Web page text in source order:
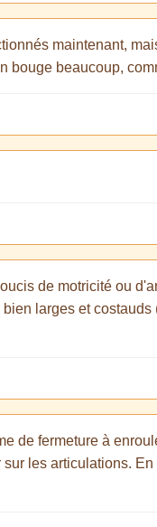
maintenant,
bouge beaucoup,
de motricité ou
larges et costauds
de fermeture à
les articulations.